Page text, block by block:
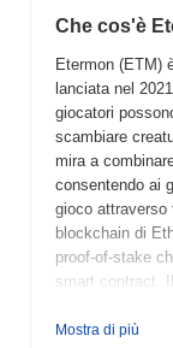
Che cos'è
Etermon (ETM)
lanciata nel
giocatori
scambiare
mira a
consentendo ai
gioco attraverso
blockchain di
proof-of-stake
smart contract.
lo staking per
Mostra di più